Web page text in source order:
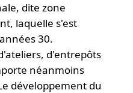
dite zone
laquelle s'est
30.
d'entrepôts
néanmoins
développement du